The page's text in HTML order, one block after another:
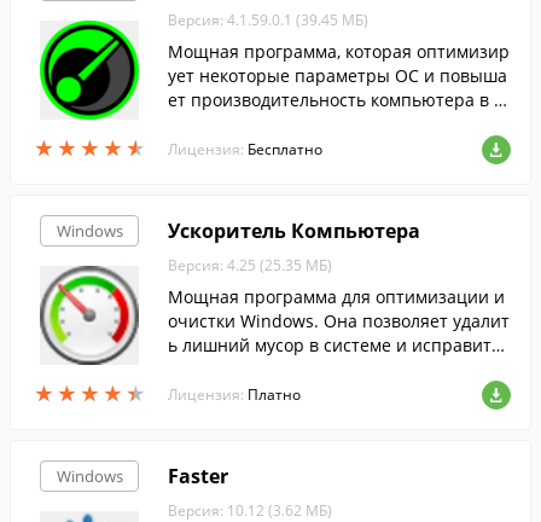
★ ★ ★ ★ ★
★ ★ ★ ★ ★
Версия: 4.1.59.0.1 (39.45 МБ)
Мощная программа, которая оптимизир
ует некоторые параметры ОС и повыша
ет производительность компьютера в и
Лицензия: Бесплатно
Windows
★ ★ ★ ★ ★
★ ★ ★ ★ ★
Ускоритель Компьютера
Версия: 4.25 (25.35 МБ)
Мощная программа для оптимизации и
очистки Windows. Она позволяет удалит
ь лишний мусор в системе и исправить
Лицензия: Платно
Windows Faster
Версия: 10.12 (3.62 МБ)